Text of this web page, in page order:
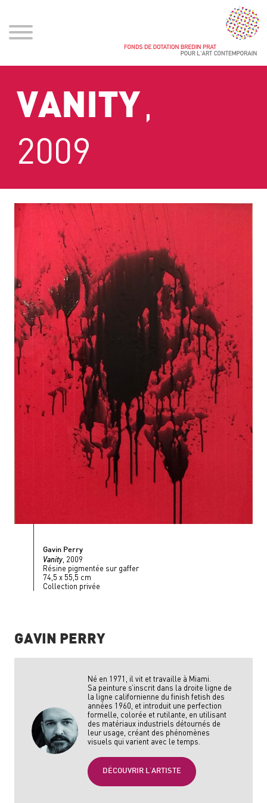
VANITY ,
2009
Gavin Perry
Vanity, 2009
Résine pigmentée sur gaffer
74,5 x 55,5 cm
Collection privée
GAVIN PERRY
Né en 1971, il vit et travaille à Miami.
Sa peinture s’inscrit dans la droite ligne de
la ligne californienne du finish fetish des
années 1960, et introduit une perfection
formelle, colorée et rutilante, en utilisant
des matériaux industriels détournés de
leur usage, créant des phénomènes
visuels qui varient avec le temps.
DÉCOUVRIR L'ARTISTE